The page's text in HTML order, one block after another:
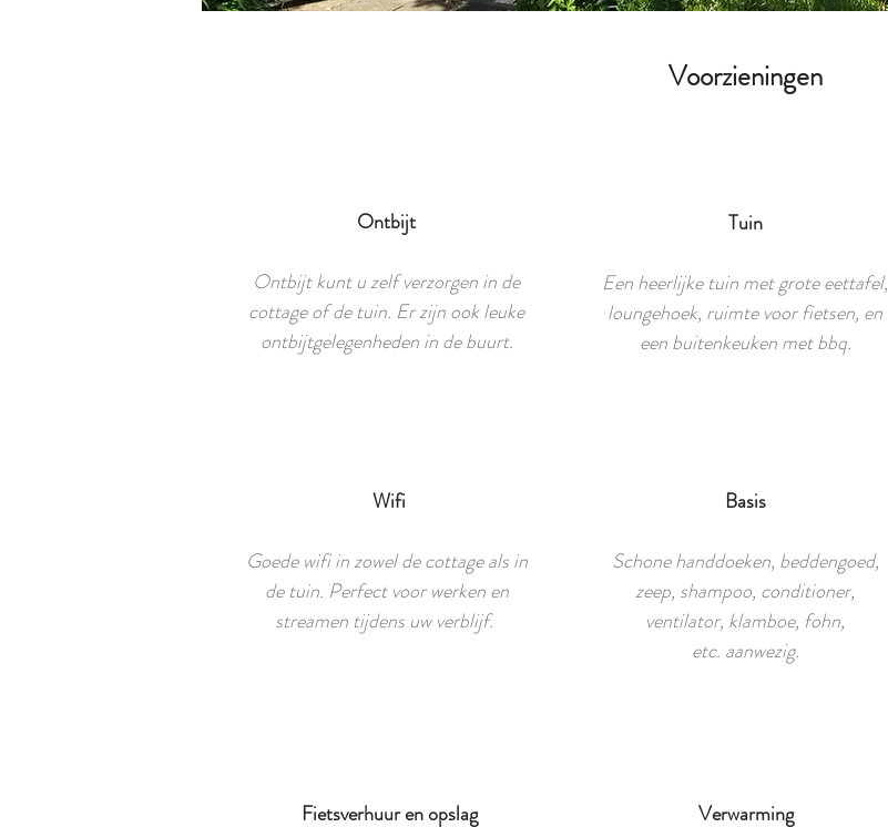
Voorzieningen
Ontbijt
Ontbijt kunt u zelf verzorgen in de
cottage of de tuin. Er zijn ook leuke
ontbijtgelegenheden in de buurt.
Wifi
Goede wifi in zowel de cottage als in
de tuin. Perfect voor werken en
streamen tijdens uw verblijf.
Tuin
Een heerlijke tuin met grote eettafel,
loungehoek, ruimte voor fietsen, en
een buitenkeuken met bbq.
Basis
Schone handdoeken, beddengoed,
zeep, shampoo, conditioner,
ventilator, klamboe, fohn,
etc. aanwezig.
Fietsverhuur en opslag Verwarming